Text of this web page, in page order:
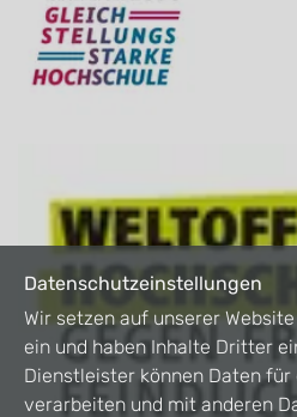
Datenschutzeinstellungen
Wir setzen auf unserer
ein und haben Inhalte Dritter
Dienstleister können Daten für
verarbeiten und mit anderen